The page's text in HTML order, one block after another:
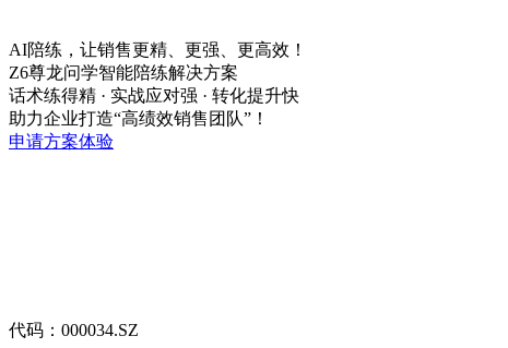
AI陪练，让销售更精、更强、更高效！
Z6尊龙问学智能陪练解决方案
话术练得精 · 实战应对强 · 转化提升快
助力企业打造“高绩效销售团队”！
申请方案体验
代码：000034.SZ